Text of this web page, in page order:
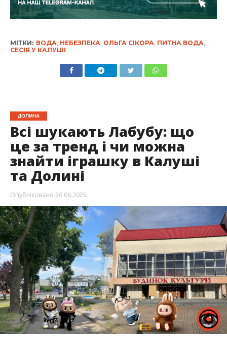
МІТКИ: ВОДА НЕБЕЗПЕКА ОЛЬГА СІКОРА ПИТНА ВОДА
СЕСІЯ У КАЛУШІ
ДОЛИНА
Всі шукають Лабубу: що
це за тренд і чи можна
знайти іграшку в Калуші
та Долині
Опубліковано 26.06.2025